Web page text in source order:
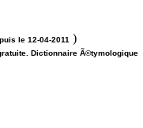
le 12-04-2011 )
Dictionnaire Ã©tymologique